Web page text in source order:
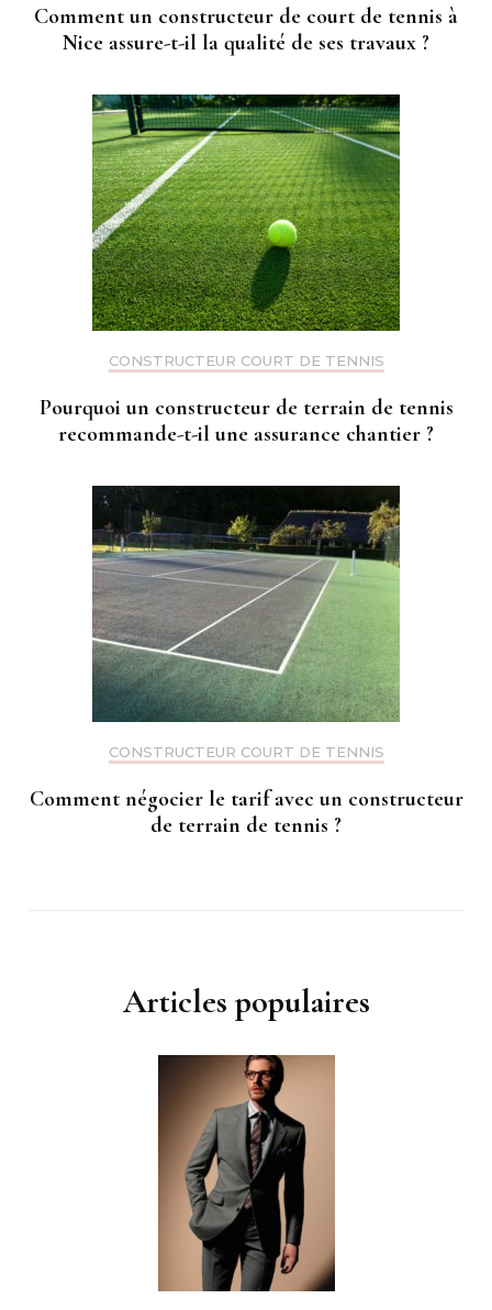
Comment un constructeur de court de tennis à
Nice assure-t-il la qualité de ses travaux ?
CONSTRUCTEUR COURT DE TENNIS
Pourquoi un constructeur de terrain de tennis
recommande-t-il une assurance chantier ?
CONSTRUCTEUR COURT DE TENNIS
Comment négocier le tarif avec un constructeur
de terrain de tennis ?
Articles populaires